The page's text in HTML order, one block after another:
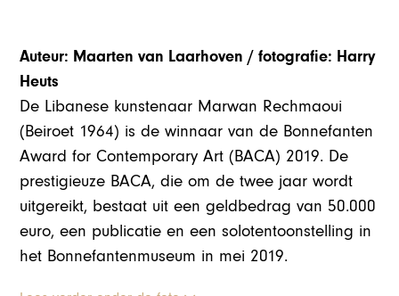
Auteur: Maarten van Laarhoven / fotografie: Harry
Heuts
De Libanese kunstenaar Marwan Rechmaoui
(Beiroet 1964) is de winnaar van de Bonnefanten
Award for Contemporary Art (BACA) 2019. De
prestigieuze BACA, die om de twee jaar wordt
uitgereikt, bestaat uit een geldbedrag van 50.000
euro, een publicatie en een solotentoonstelling in
het Bonnefantenmuseum in mei 2019.